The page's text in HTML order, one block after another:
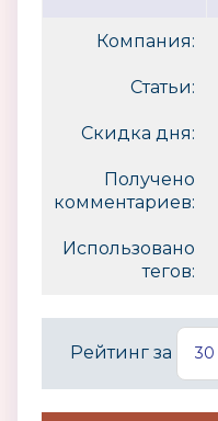
Компания:
Статьи:
Скидка дня:
Получено
комментариев:
Использовано
тегов:
Рейтинг за